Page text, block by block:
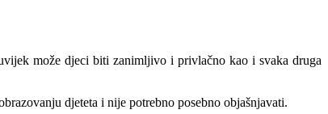
može djeci biti zanimljivo i privlačno kao i svaka druga
djeteta i nije potrebno posebno objašnjavati.